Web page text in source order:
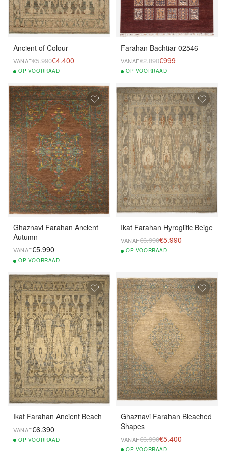
Ancient of Colour
VANAF€5.990€4.400
OP VOORRAAD
Farahan Bachtiar 02546
VANAF€2.890€999
OP VOORRAAD
Ghaznavi Farahan Ancient
Autumn
VANAF€5.990
OP VOORRAAD
Ikat Farahan Hyroglific Beige
VANAF€6.990€5.990
OP VOORRAAD
Ikat Farahan Ancient Beach
VANAF€6.390
OP VOORRAAD
Ghaznavi Farahan Bleached
Shapes
VANAF€6.990€5.400
OP VOORRAAD